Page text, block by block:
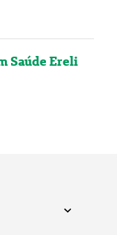
Saúde Ereli